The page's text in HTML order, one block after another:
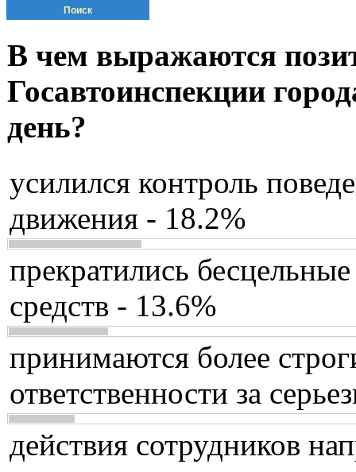
Поиск
В чем выражаются
Госавтоинспекции
день?
усилился контроль
движения - 18.2%
прекратились
средств - 13.6%
принимаются более
ответственности за
действия сотрудников